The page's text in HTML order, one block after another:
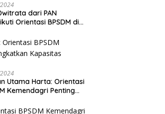
dari PAN
Orientasi BPSDM di
Utama Harta: Orientasi
Kemendagri Penting